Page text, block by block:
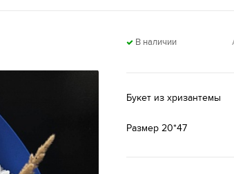
В наличии
Букет из хризантемы
Размер 20*47